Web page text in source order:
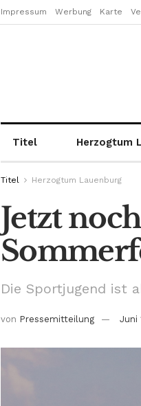
Impressum Werbung Karte
Titel Herzogtum
Titel Herzogtum Lauenburg
Jetzt
Die Sportjugend ist
von Pressemitteilung Juni